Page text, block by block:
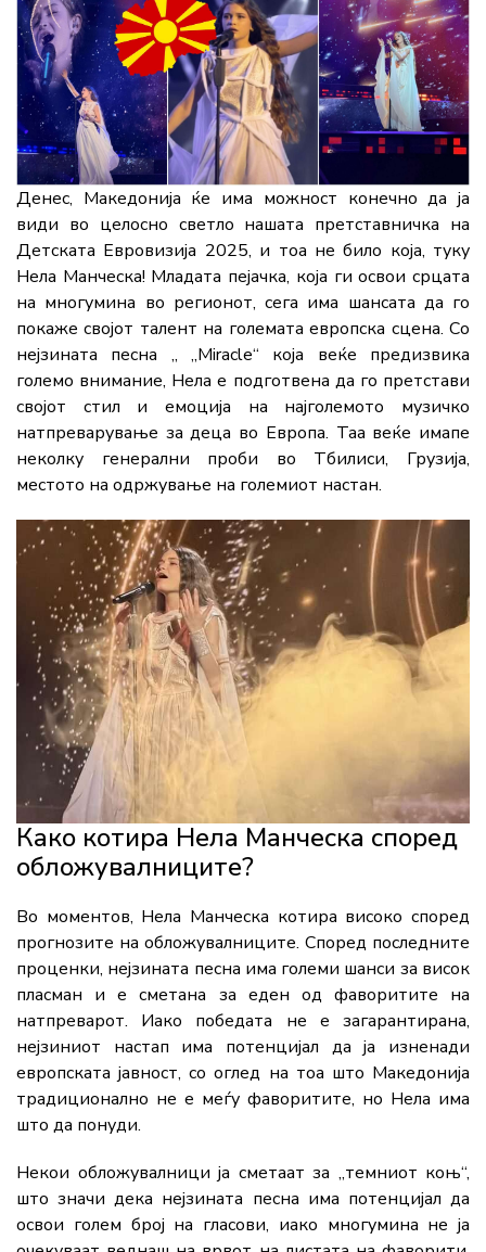
Денес, Македонија ќе има можност конечно да ја
види во целосно светло нашата претставничка на
Детската Евровизија 2025, и тоа не било која, туку
Нела Манческа! Младата пејачка, која ги освои срцата
на многумина во регионот, сега има шансата да го
покаже својот талент на големата европска сцена. Со
нејзината песна „ „Miracle“ која веќе предизвика
големо внимание, Нела е подготвена да го претстави
својот стил и емоција на најголемото музичко
натпреварување за деца во Европа. Таа веќе имапе
неколку генерални проби во Тбилиси, Грузија,
местото на одржување на големиот настан.
Како котира Нела Манческа според
обложувалниците?
Во моментов, Нела Манческа котира високо според
прогнозите на обложувалниците. Според последните
проценки, нејзината песна има големи шанси за висок
пласман и е сметана за еден од фаворитите на
натпреварот. Иако победата не е загарантирана,
нејзиниот настап има потенцијал да ја изненади
европската јавност, со оглед на тоа што Македонија
традиционално не е меѓу фаворитите, но Нела има
што да понуди.
Некои обложувалници ја сметаат за „темниот коњ“,
што значи дека нејзината песна има потенцијал да
освои голем број на гласови, иако многумина не ја